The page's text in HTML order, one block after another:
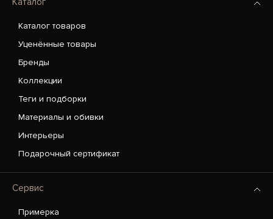
Каталог товаров
Уценённые товары
Бренды
Коллекции
Теги и подборки
Материалы и обивки
Интерьеры
Подарочный сертификат
Сервис
Примерка